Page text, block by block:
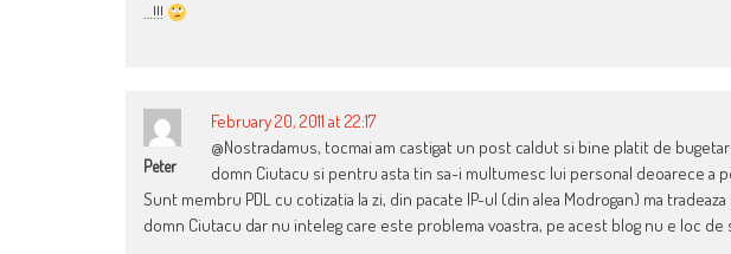
…!!!
Peter
February 20, 2011 at 22:17
@Nostradamus, tocmai am castigat un post caldut si bine platit de
domn Ciutacu si pentru asta tin sa-i multumesc lui personal deoarece a
Sunt membru PDL cu cotizatia la zi, din pacate IP-ul (din alea Modrogan) ma
domn Ciutacu dar nu inteleg care este problema voastra, pe acest blog nu e loc de